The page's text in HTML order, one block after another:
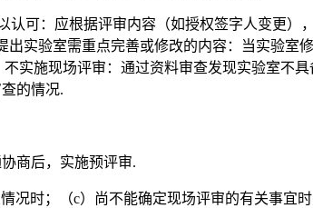
认可：应根据评审内容（如授权签字人变更）
实验室需重点完善或修改的内容：当实验室
实施现场评审：通过资料审查发现实验室不具
的情况.
商后，实施预评审.
况时；（c）尚不能确定现场评审的有关事宜